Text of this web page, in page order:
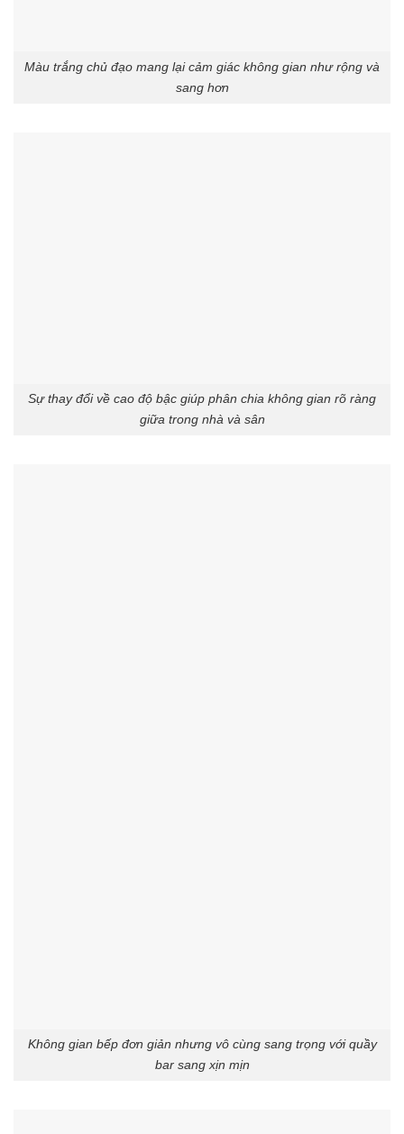
Màu trắng chủ đạo mang lại cảm giác không gian như rộng và
sang hơn
Sự thay đổi về cao độ bậc giúp phân chia không gian rõ ràng
giữa trong nhà và sân
Không gian bếp đơn giản nhưng vô cùng sang trọng với quầy
bar sang xịn mịn